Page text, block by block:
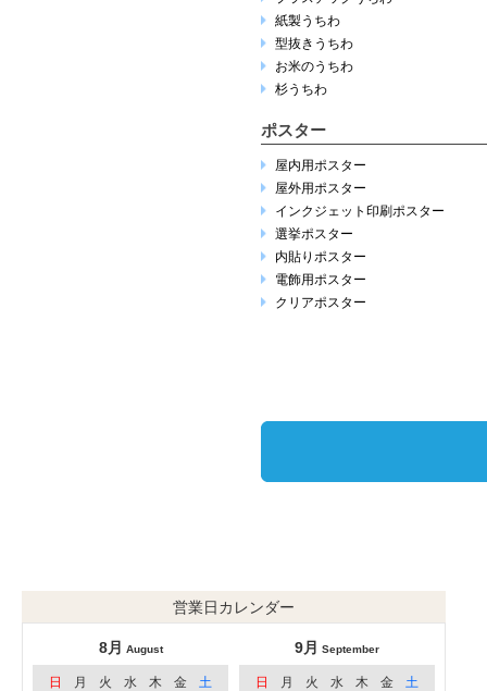
紙製うちわ
型抜きうちわ
お米のうちわ
杉うちわ
ポスター
屋内用ポスター
屋外用ポスター
インクジェット印刷ポスター
選挙ポスター
内貼りポスター
電飾用ポスター
クリアポスター
営業日カレンダー
8月 August
日 月 火 水 木 金 土
9月 September
日 月 火 水 木 金 土